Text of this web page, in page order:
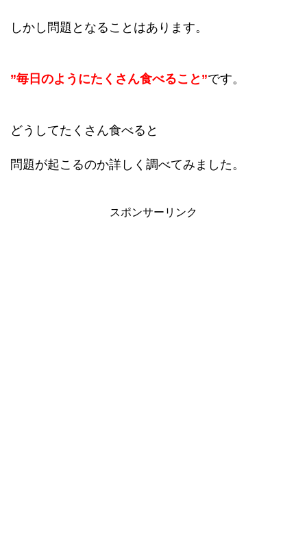
しかし問題となることはあります。
”毎日のようにたくさん食べること”です。
どうしてたくさん食べると
問題が起こるのか詳しく調べてみました。
スポンサーリンク